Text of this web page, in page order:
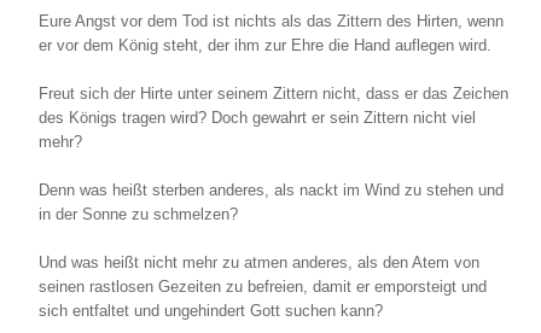
Eure Angst vor dem Tod ist nichts als das Zittern des Hirten, wenn
er vor dem König steht, der ihm zur Ehre die Hand auflegen wird.
Freut sich der Hirte unter seinem Zittern nicht, dass er das Zeichen
des Königs tragen wird? Doch gewahrt er sein Zittern nicht viel
mehr?
Denn was heißt sterben anderes, als nackt im Wind zu stehen und
in der Sonne zu schmelzen?
Und was heißt nicht mehr zu atmen anderes, als den Atem von
seinen rastlosen Gezeiten zu befreien, damit er emporsteigt und
sich entfaltet und ungehindert Gott suchen kann?